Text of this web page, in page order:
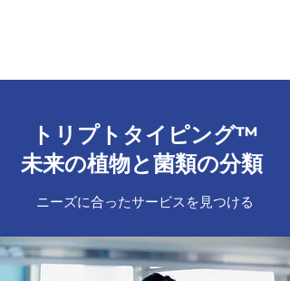
トリプトタイピング™
未来の植物と菌類の分類
ニーズに合ったサービスを見つける